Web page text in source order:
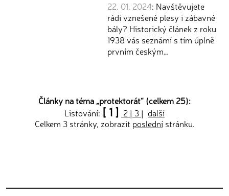
22. 01. 2024: Navštěvujete
rádi vznešené plesy i zábavné
bály? Historický článek z roku
1938 vás seznámí s tím úplně
prvním českým…
Články na téma „protektorát“ (celkem 25):
Listování: [ 1 ] 2 | 3 | další
Celkem 3 stránky, zobrazit poslednístránku.